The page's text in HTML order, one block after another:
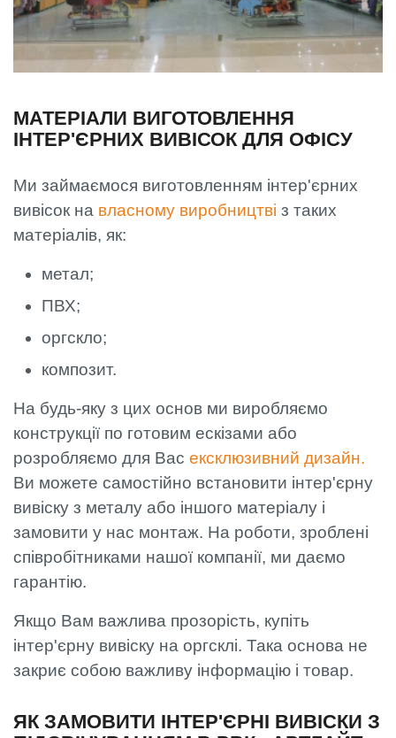
МАТЕРІАЛИ ВИГОТОВЛЕННЯ
ІНТЕР'ЄРНИХ ВИВІСОК ДЛЯ ОФІСУ
Ми займаємося виготовленням інтер'єрних
вивісок на власному виробництві з таких
матеріалів, як:
метал;
ПВХ;
оргскло;
композит.
На будь-яку з цих основ ми виробляємо
конструкції по готовим ескізами або
розробляємо для Вас ексклюзивний дизайн.
Ви можете самостійно встановити інтер'єрну
вивіску з металу або іншого матеріалу і
замовити у нас монтаж. На роботи, зроблені
співробітниками нашої компанії, ми даємо
гарантію.
Якщо Вам важлива прозорість, купіть
інтер'єрну вивіску на оргсклі. Така основа не
закриє собою важливу інформацію і товар.
ЯК ЗАМОВИТИ ІНТЕР'ЄРНІ ВИВІСКИ З